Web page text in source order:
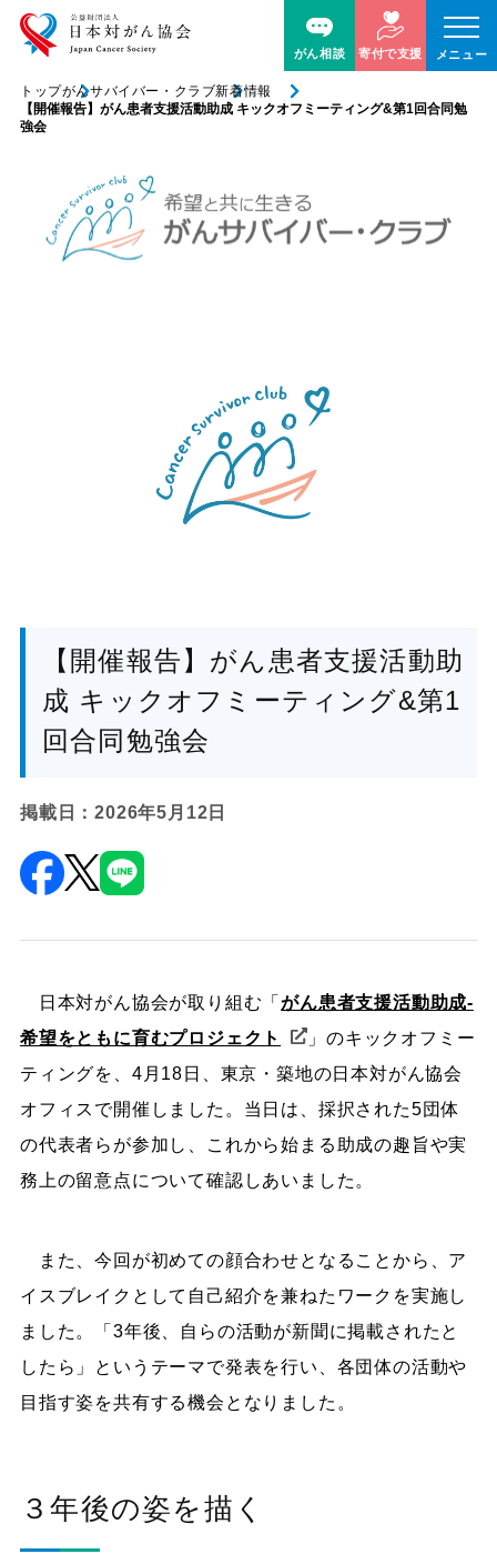
がん相談 寄付で支援 メニュー
トップがんサバイバー・クラブ新着情報
【開催報告】がん患者支援活動助成 キックオフミーティング&第1回合同勉
強会
【開催報告】がん患者支援活動助
成 キックオフミーティング&第1
回合同勉強会
掲載日：2026年5月12日
日本対がん協会が取り組む「がん患者支援活動助成-
希望をともに育むプロジェクト
」のキックオフミー
ティングを、4月18日、東京・築地の日本対がん協会
オフィスで開催しました。当日は、採択された5団体
の代表者らが参加し、これから始まる助成の趣旨や実
務上の留意点について確認しあいました。
また、今回が初めての顔合わせとなることから、ア
イスブレイクとして自己紹介を兼ねたワークを実施し
ました。「3年後、自らの活動が新聞に掲載されたと
したら」というテーマで発表を行い、各団体の活動や
目指す姿を共有する機会となりました。
３年後の姿を描く